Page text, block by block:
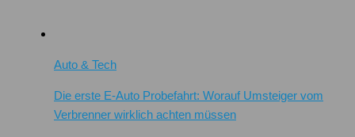
Auto & Tech
Die erste E-Auto Probefahrt: Worauf Umsteiger vom
Verbrenner wirklich achten müssen